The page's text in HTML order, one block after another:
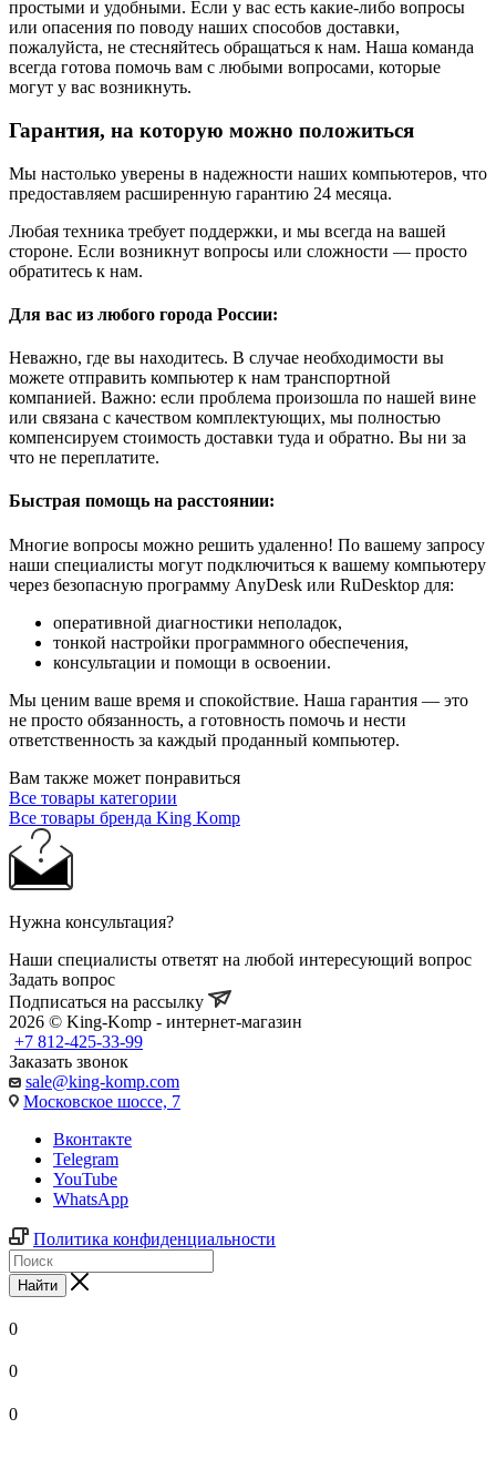
простыми и удобными. Если у вас есть какие-либо вопросы
или опасения по поводу наших способов доставки,
пожалуйста, не стесняйтесь обращаться к нам. Наша команда
всегда готова помочь вам с любыми вопросами, которые
могут у вас возникнуть.
Гарантия, на которую можно положиться
Мы настолько уверены в надежности наших компьютеров, что
предоставляем расширенную гарантию 24 месяца.
Любая техника требует поддержки, и мы всегда на вашей
стороне. Если возникнут вопросы или сложности — просто
обратитесь к нам.
Для вас из любого города России:
Неважно, где вы находитесь. В случае необходимости вы
можете отправить компьютер к нам транспортной
компанией. Важно: если проблема произошла по нашей вине
или связана с качеством комплектующих, мы полностью
компенсируем стоимость доставки туда и обратно. Вы ни за
что не переплатите.
Быстрая помощь на расстоянии:
Многие вопросы можно решить удаленно! По вашему запросу
наши специалисты могут подключиться к вашему компьютеру
через безопасную программу AnyDesk или RuDesktop для:
оперативной диагностики неполадок,
тонкой настройки программного обеспечения,
консультации и помощи в освоении.
Мы ценим ваше время и спокойствие. Наша гарантия — это
не просто обязанность, а готовность помочь и нести
ответственность за каждый проданный компьютер.
Вам также может понравиться
Все товары категории
Все товары бренда King Komp
Нужна консультация?
Наши специалисты ответят на любой интересующий вопрос
Задать вопрос
Подписаться на рассылку
2026 © King-Komp - интернет-магазин
+7 812-425-33-99
Заказать звонок
sale@king-komp.com
Московское шоссе, 7
Вконтакте
Telegram
YouTube
WhatsApp
Политика конфиденциальности
Найти
0
0
0